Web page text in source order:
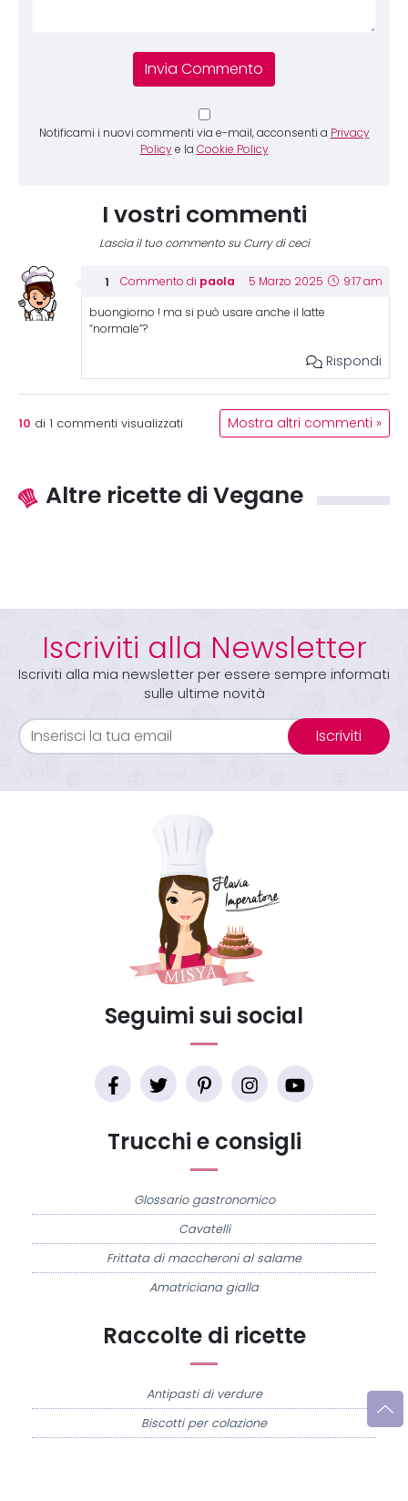
Notificami i nuovi commenti via e-mail, acconsenti a Privacy
Policy e la Cookie Policy
I vostri commenti
Lascia il tuo commento su Curry di ceci
Commento di paola 5 Marzo 2025 9:17 am
buongiorno ! ma si può usare anche il latte
“normale”?
Rispondi
10 di 1 commenti visualizzati Mostra altri commenti »
Altre ricette di Vegane
Iscriviti alla Newsletter
Iscriviti alla mia newsletter per essere sempre informati
sulle ultime novità
Iscriviti
Raccolte di ricette
Antipasti di verdure
Biscotti per colazione
Trucchi e consigli
Glossario gastronomico
Cavatelli
Frittata di maccheroni al salame
Amatriciana gialla
Seguimi sui social